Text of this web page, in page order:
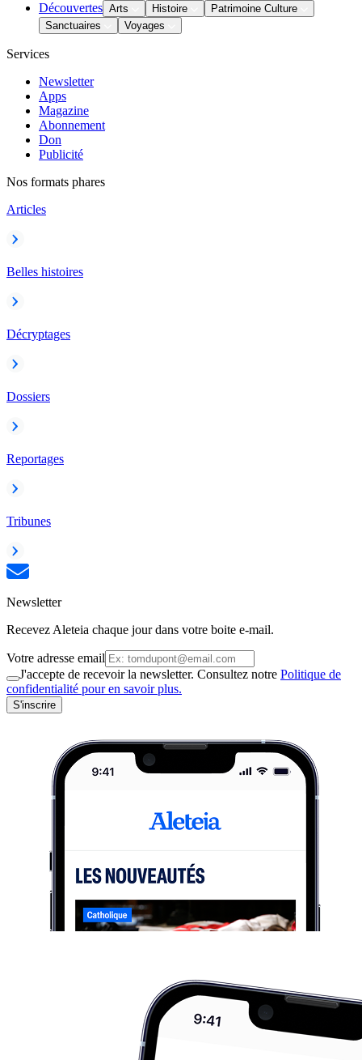
Découvertes Arts Histoire
Patrimoine Culture
Sanctuaires
Voyages
Services
Newsletter
Apps
Magazine
Abonnement
Don
Publicité
Nos formats phares
Articles
Belles histoires
Décryptages
Dossiers
Reportages
Tribunes
Newsletter
Recevez Aleteia chaque jour dans votre boite e-mail.
Votre adresse email
J'accepte de recevoir la newsletter. Consultez notre Politique de
confidentialité pour en savoir plus.
S'inscrire